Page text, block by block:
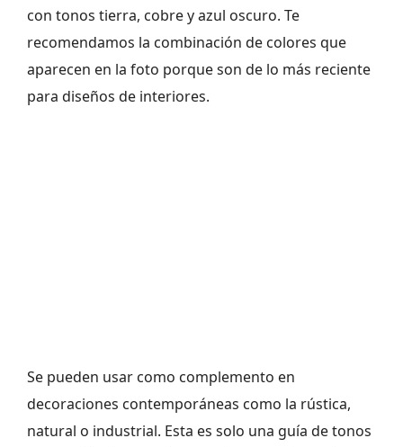
con tonos tierra, cobre y azul oscuro. Te
recomendamos la combinación de colores que
aparecen en la foto porque son de lo más reciente
para diseños de interiores.
Se pueden usar como complemento en
decoraciones contemporáneas como la rústica,
natural o industrial. Esta es solo una guía de tonos